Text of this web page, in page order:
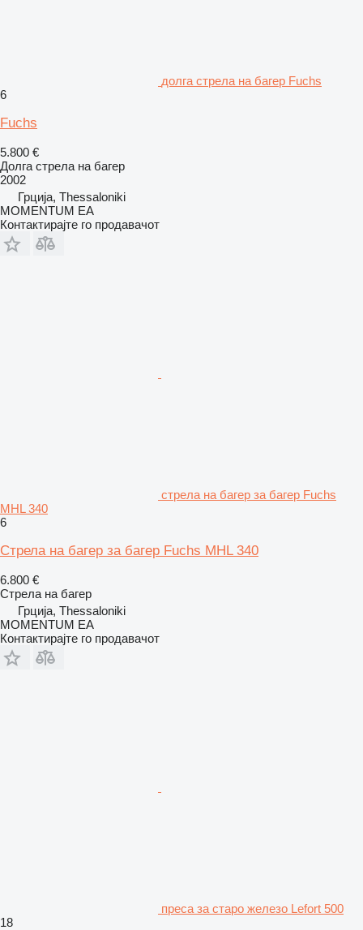
долга стрела на багер Fuchs
6
Fuchs
5.800 €
Долга стрела на багер
2002
Грција, Thessaloniki
MOMENTUM EA
Контактирајте го продавачот
стрела на багер за багер Fuchs
MHL 340
6
Стрела на багер за багер Fuchs MHL 340
6.800 €
Стрела на багер
Грција, Thessaloniki
MOMENTUM EA
Контактирајте го продавачот
преса за старо железо Lefort 500
18